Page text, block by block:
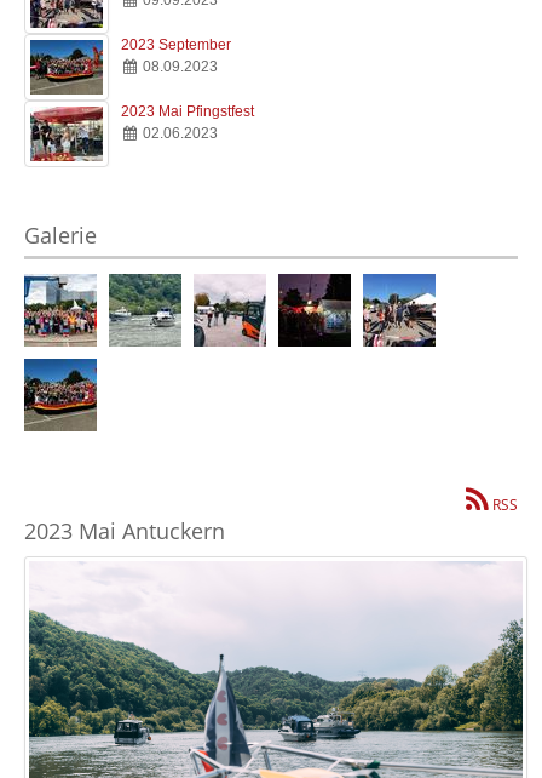
Jugend & Ausbildung
Logbuch
2023 September
08.09.2023
2023 Mai Pfingstfest
02.06.2023
Galerie
RSS
2023 Mai Antuckern